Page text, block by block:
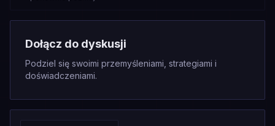
Dołącz do dyskusji
Podziel się swoimi przemyśleniami, strategiami i
doświadczeniami.